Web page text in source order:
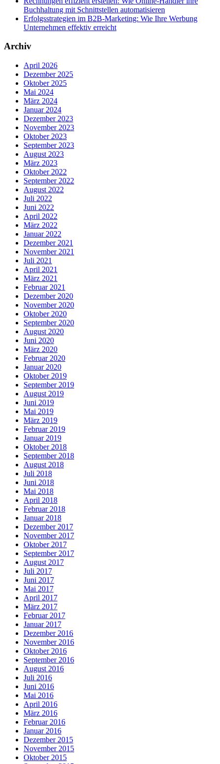
Buchhaltung mit Schnittstellen automatisieren
Erfolgsstrategien im B2B-Marketing: Wie Ihre Werbung
Unternehmen effektiv erreicht
Archiv
April 2026
Dezember 2025
Oktober 2025
Mai 2024
März 2024
Januar 2024
Dezember 2023
November 2023
Oktober 2023
September 2023
August 2023
März 2023
Oktober 2022
September 2022
August 2022
Juli 2022
Juni 2022
April 2022
März 2022
Januar 2022
Dezember 2021
November 2021
Juli 2021
April 2021
März 2021
Februar 2021
Dezember 2020
November 2020
Oktober 2020
September 2020
August 2020
Juni 2020
März 2020
Februar 2020
Januar 2020
Oktober 2019
September 2019
August 2019
Juni 2019
Mai 2019
März 2019
Februar 2019
Januar 2019
Oktober 2018
September 2018
August 2018
Juli 2018
Juni 2018
Mai 2018
April 2018
Februar 2018
Januar 2018
Dezember 2017
November 2017
Oktober 2017
September 2017
August 2017
Juli 2017
Juni 2017
Mai 2017
April 2017
März 2017
Februar 2017
Januar 2017
Dezember 2016
November 2016
Oktober 2016
September 2016
August 2016
Juli 2016
Juni 2016
Mai 2016
April 2016
März 2016
Februar 2016
Januar 2016
Dezember 2015
November 2015
Oktober 2015